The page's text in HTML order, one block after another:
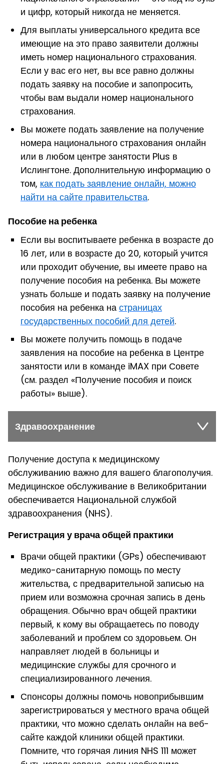
и цифр, который никогда не меняется.
Для выплаты универсального кредита все
имеющие на это право заявители должны
иметь номер национального страхования.
Если у вас его нет, вы все равно должны
подать заявку на пособие и запопросить,
чтобы вам выдали номер национального
страхования.
Вы можете подать заявление на получение
номера национального страхования онлайн
или в любом центре занятости Plus в
Ислингтоне.Дополнительную информацию о
том, как подать заявление онлайн, можно
найти на сайте правительства.
Пособие на ребенка
Если вы воспитываете ребенка в возрасте до
16 лет, или в возрасте до 20, который учится
или проходит обучение, вы имеете право на
получение пособия на ребенка. Вы можете
узнать больше и подать заявку на получение
пособия на ребенка на страницах
государственных пособий для детей.
Вы можете получить помощь в подаче
заявления на пособие на ребенка в Центре
занятости или в команде iMAX при Совете
(см. раздел «Получение пособия и поиск
работы» выше).
Здравоохранение
Получение доступа к медицинскому
обслуживанию важно для вашего благополучия.
Медицинское обслуживание в Великобритании
обеспечивается Национальной службой
здравоохранения (NHS).
Регистрация у врача общей практики
Врачи общей практики (GPs) обеспечивают
медико-санитарную помощь по месту
жительства, с предварительной записью на
прием или возможна срочная запись в день
обращения. Обычно врач общей практики
первый, к кому вы обращаетесь по поводу
заболеваний и проблем со здоровьем. Он
направляет людей в больницы и
медицинские службы для срочного и
специализированного лечения.
Спонсоры должны помочь новоприбывшим
зарегистрироваться у местного врача общей
практики, что можно сделать онлайн на веб-
сайте каждой клиники общей практики.
Помните, что горячая линия NHS 111 может